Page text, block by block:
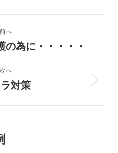
へ
前
プ
ロ
ェ
ト:
の為に・・・・・
次へ
次
ジ
ェ
対策